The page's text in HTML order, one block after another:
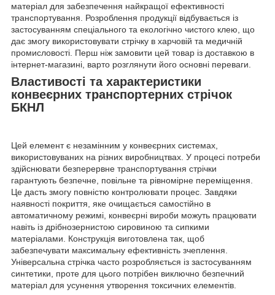
матеріал для забезпечення найкращої ефективності
транспортування. Розроблення продукції відбувається із
застосуванням спеціального та екологічно чистого клею, що
дає змогу використовувати стрічку в харчовій та медичній
промисловості. Перш ніж замовити цей товар із доставкою в
інтернет-магазині, варто розглянути його основні переваги.
Властивості та характеристики
конвеєрних транспортерних стрічок
БКНЛ
Цей елемент є незамінним у конвеєрних системах,
використовуваних на різних виробництвах. У процесі потреби
здійснювати безперервне транспортування стрічки
гарантують безпечне, повільне та рівномірне переміщення.
Це дасть змогу повністю контролювати процес. Завдяки
наявності покриття, яке очищається самостійно в
автоматичному режимі, конвеєрні вироби можуть працювати
навіть із дрібнозернистою сировиною та сипкими
матеріалами. Конструкція виготовлена так, щоб
забезпечувати максимальну ефективність зчеплення.
Універсальна стрічка часто розробляється із застосуванням
синтетики, проте для цього потрібен виключно безпечний
матеріал для усунення утворення токсичних елементів.